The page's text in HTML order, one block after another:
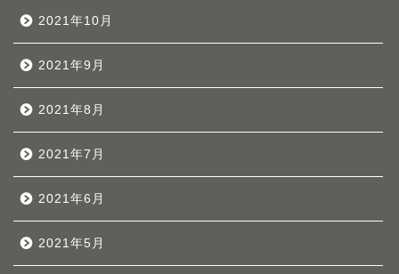
2021年10月
2021年9月
2021年8月
2021年7月
2021年6月
2021年5月